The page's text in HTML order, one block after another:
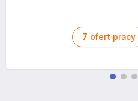
7 ofert pracy